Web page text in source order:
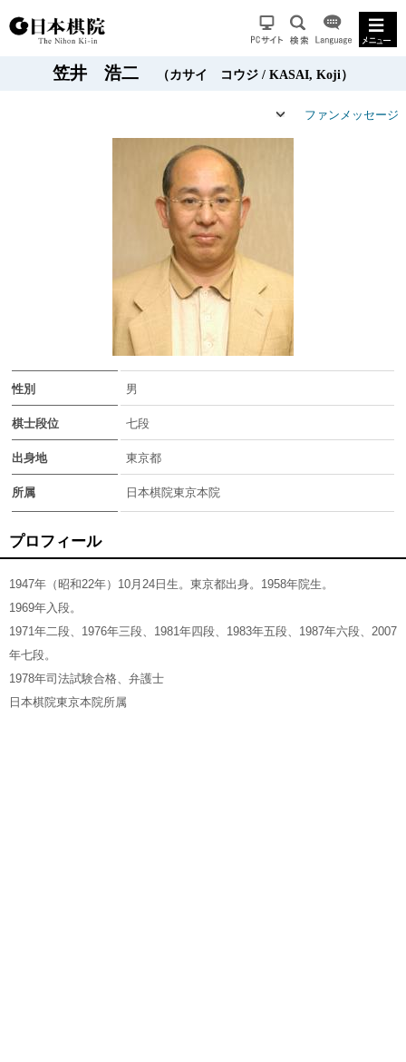
笠井 浩二 （カサイ コウジ / KASAI, Koji）
ファンメッセージ
性別 男
棋士段位 七段
出身地 東京都
所属 日本棋院東京本院
プロフィール
1947年（昭和22年）10月24日生。東京都出身。1958年院生。
1969年入段。
1971年二段、1976年三段、1981年四段、1983年五段、1987年六段、2007
年七段。
1978年司法試験合格、弁護士
日本棋院東京本院所属